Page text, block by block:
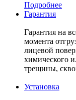
Подробнее
Гарантия
Гарантия на
момента
лицевой
химического
трещины,
Установка